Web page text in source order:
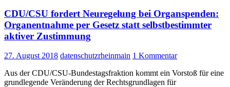
gegen
die
„Widerspruchslösung“
Spahn
und
CDU/CSU fordert Neuregelung bei Organspenden:
Organentnahme per Gesetz statt selbstbestimmter
aktiver Zustimmung
27. August 2018 datenschutzrheinmain 1 Kommentar
Aus der CDU/CSU-Bundestagsfraktion kommt ein Vorstoß für eine
grundlegende Veränderung der Rechtsgrundlagen für